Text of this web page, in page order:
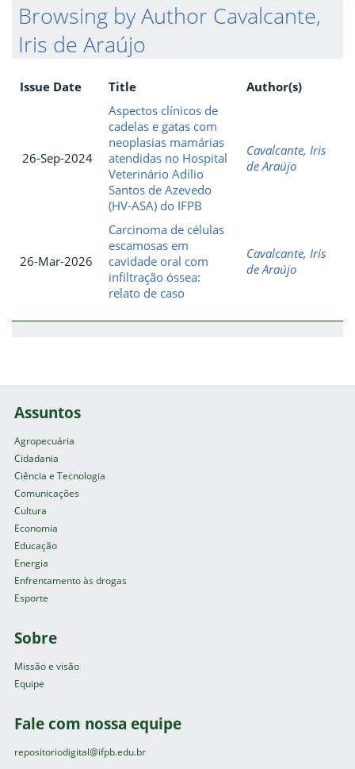
Browsing by Author Cavalcante,
Iris de Araújo
Issue Date Title Author(s)
26-Sep-2024
Aspectos clínicos de
cadelas e gatas com
neoplasias mamárias
atendidas no Hospital
Veterinário Adílio
Santos de Azevedo
(HV-ASA) do IFPB
Cavalcante, Iris
de Araújo
26-Mar-2026
Carcinoma de células
escamosas em
cavidade oral com
infiltração óssea:
relato de caso
Cavalcante, Iris
de Araújo
Assuntos
Agropecuária
Cidadania
Ciência e Tecnologia
Comunicações
Cultura
Economia
Educação
Energia
Enfrentamento às drogas
Esporte
Sobre
Missão e visão
Equipe
Fale com nossa equipe
repositoriodigital@ifpb.edu.br